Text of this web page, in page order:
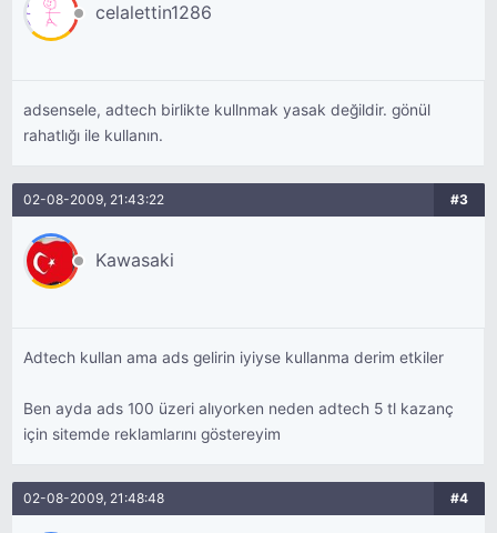
celalettin1286
adsensele, adtech birlikte kullnmak yasak değildir. gönül
rahatlığı ile kullanın.
02-08-2009, 21:43:22 #3
Kawasaki
Adtech kullan ama ads gelirin iyiyse kullanma derim etkiler
Ben ayda ads 100 üzeri alıyorken neden adtech 5 tl kazanç
için sitemde reklamlarını göstereyim
02-08-2009, 21:48:48 #4